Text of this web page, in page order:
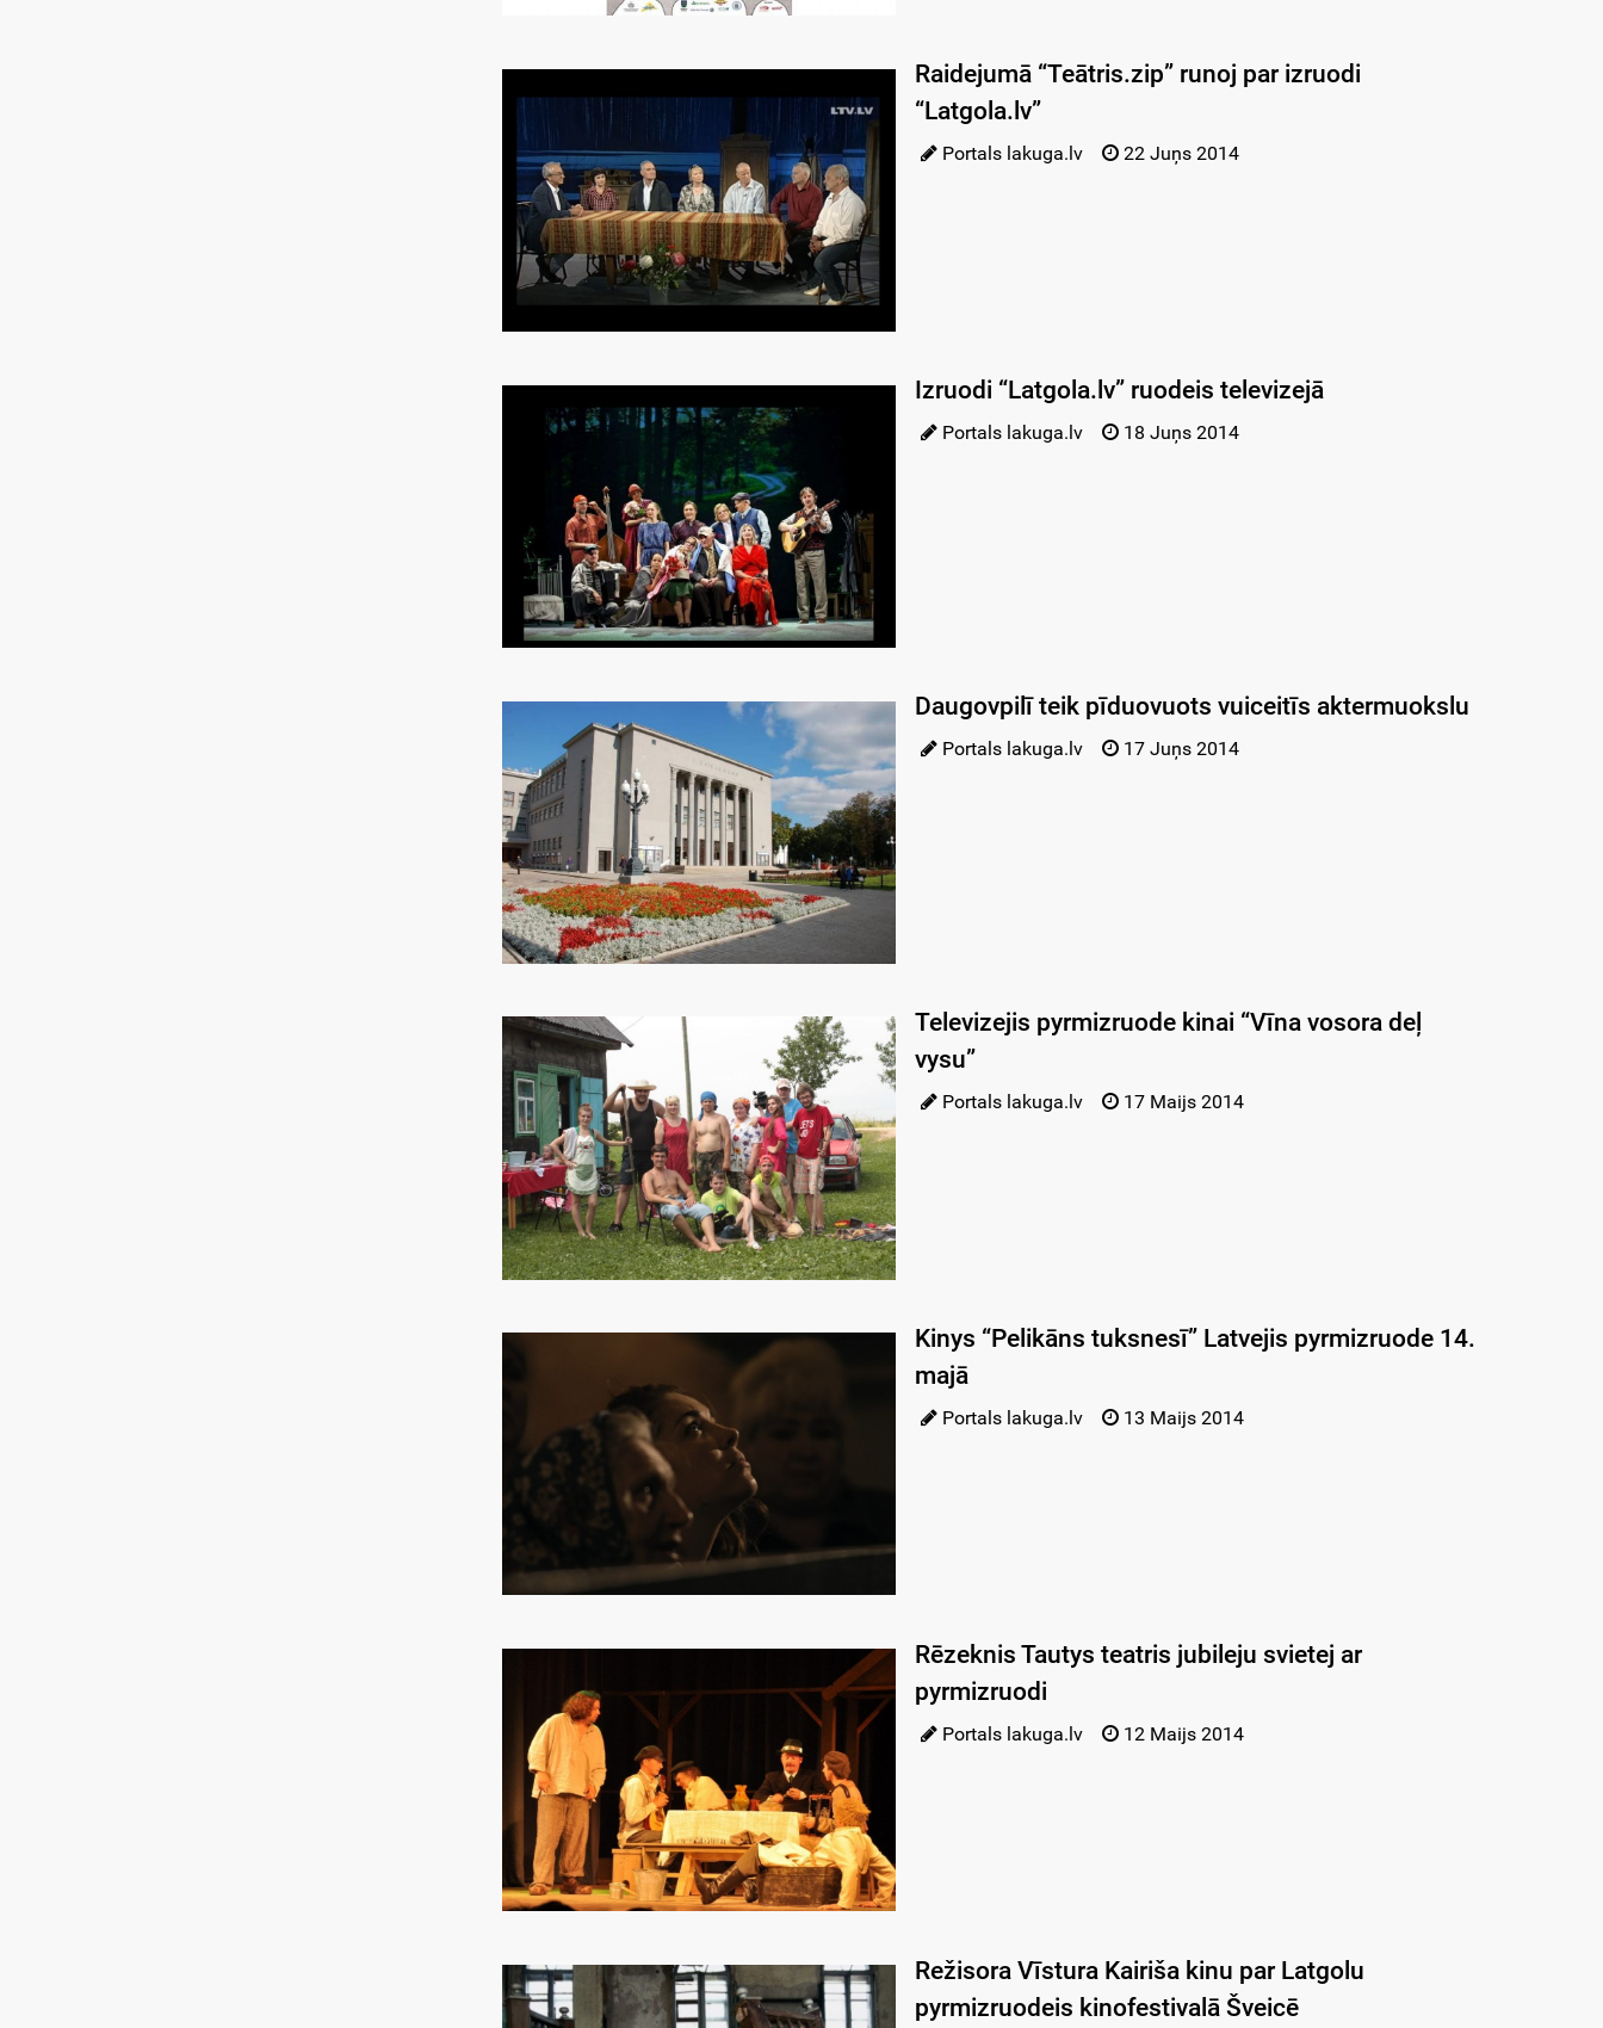
Raidejumā “Teātris.zip” runoj par izruodi
“Latgola.lv”
Portals lakuga.lv 22 Juņs 2014
Izruodi “Latgola.lv” ruodeis televizejā
Portals lakuga.lv 18 Juņs 2014
Daugovpilī teik pīduovuots vuiceitīs aktermuokslu
Portals lakuga.lv 17 Juņs 2014
Televizejis pyrmizruode kinai “Vīna vosora deļ
vysu”
Portals lakuga.lv 17 Maijs 2014
Kinys “Pelikāns tuksnesī” Latvejis pyrmizruode 14.
majā
Portals lakuga.lv 13 Maijs 2014
Rēzeknis Tautys teatris jubileju svietej ar
pyrmizruodi
Portals lakuga.lv 12 Maijs 2014
Režisora Vīstura Kairiša kinu par Latgolu
pyrmizruodeis kinofestivalā Šveicē